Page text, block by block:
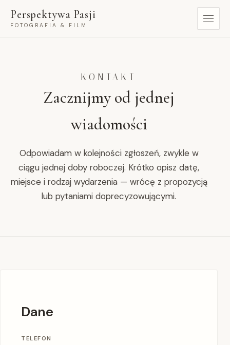
Perspektywa Pasji
FOTOGRAFIA & FILM
KONTAKT
Zacznijmy od jednej
wiadomości
Odpowiadam w kolejności zgłoszeń, zwykle w
ciągu jednej doby roboczej. Krótko opisz datę,
miejsce i rodzaj wydarzenia — wrócę z propozycją
lub pytaniami doprecyzowującymi.
Dane
TELEFON